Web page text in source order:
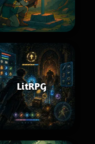
LitRPG